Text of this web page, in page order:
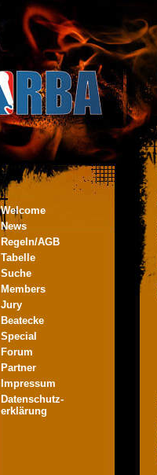
Welcome
News
Regeln/AGB
Tabelle
Suche
Members
Jury
Beatecke
Special
Forum
Partner
Impressum
Datenschutz-
erklärung